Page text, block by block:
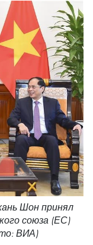
Шон принял
союза (ЕС)
ВИА)